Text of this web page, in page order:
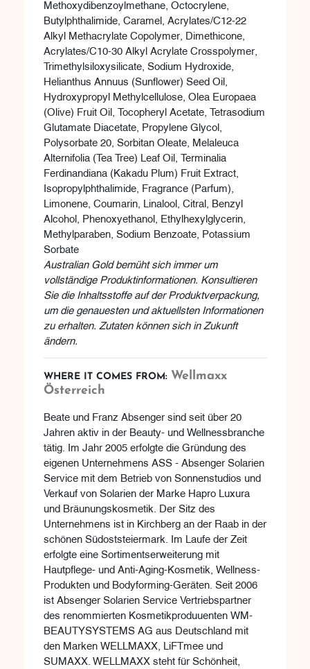
Methoxydibenzoylmethane, Octocrylene,
Butylphthalimide, Caramel, Acrylates/C12-22
Alkyl Methacrylate Copolymer, Dimethicone,
Acrylates/C10-30 Alkyl Acrylate Crosspolymer,
Trimethylsiloxysilicate, Sodium Hydroxide,
Helianthus Annuus (Sunflower) Seed Oil,
Hydroxypropyl Methylcellulose, Olea Europaea
(Olive) Fruit Oil, Tocopheryl Acetate, Tetrasodium
Glutamate Diacetate, Propylene Glycol,
Polysorbate 20, Sorbitan Oleate, Melaleuca
Alternifolia (Tea Tree) Leaf Oil, Terminalia
Ferdinandiana (Kakadu Plum) Fruit Extract,
Isopropylphthalimide, Fragrance (Parfum),
Limonene, Coumarin, Linalool, Citral, Benzyl
Alcohol, Phenoxyethanol, Ethylhexylglycerin,
Methylparaben, Sodium Benzoate, Potassium
Sorbate
Australian Gold bemüht sich immer um
vollständige Produktinformationen. Konsultieren
Sie die Inhaltsstoffe auf der Produktverpackung,
um die genauesten und aktuellsten Informationen
zu erhalten. Zutaten können sich in Zukunft
ändern.
WHERE IT COMES FROM: Wellmaxx
Österreich
Beate und Franz Absenger sind seit über 20
Jahren aktiv in der Beauty- und Wellnessbranche
tätig. Im Jahr 2005 erfolgte die Gründung des
eigenen Unternehmens ASS - Absenger Solarien
Service mit dem Betrieb von Sonnenstudios und
Verkauf von Solarien der Marke Hapro Luxura
und Bräunungskosmetik. Der Sitz des
Unternehmens ist in Kirchberg an der Raab in der
schönen Südoststeiermark. Im Laufe der Zeit
erfolgte eine Sortimentserweiterung mit
Hautpflege- und Anti-Aging-Kosmetik, Wellness-
Produkten und Bodyforming-Geräten. Seit 2006
ist Absenger Solarien Service Vertriebspartner
des renommierten Kosmetikproduuenten WM-
BEAUTYSYSTEMS AG aus Deutschland mit
den Marken WELLMAXX, LiFTmee und
SUMAXX. WELLMAXX steht für Schönheit,